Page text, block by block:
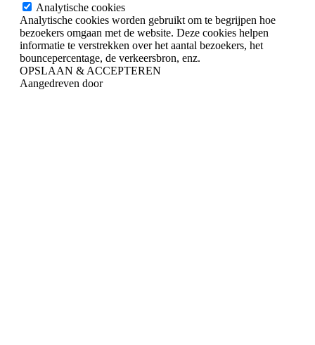
Analytische cookies
Analytische cookies worden gebruikt om te begrijpen hoe
bezoekers omgaan met de website. Deze cookies helpen
informatie te verstrekken over het aantal bezoekers, het
bouncepercentage, de verkeersbron, enz.
OPSLAAN & ACCEPTEREN
Aangedreven door